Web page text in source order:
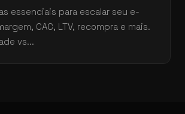
essenciais para escalar seu e-
CAC, LTV, recompra e mais.
vs...